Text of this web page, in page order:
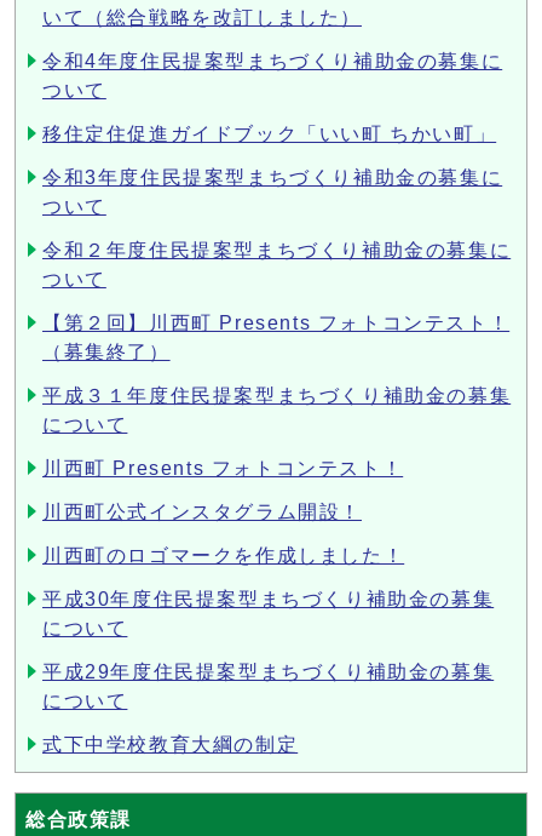
いて（総合戦略を改訂しました）
令和4年度住民提案型まちづくり補助金の募集に
ついて
移住定住促進ガイドブック「いい町 ちかい町」
令和3年度住民提案型まちづくり補助金の募集に
ついて
令和２年度住民提案型まちづくり補助金の募集に
ついて
【第２回】川西町 Presents フォトコンテスト！
（募集終了）
平成３１年度住民提案型まちづくり補助金の募集
について
川西町 Presents フォトコンテスト！
川西町公式インスタグラム開設！
川西町のロゴマークを作成しました！
平成30年度住民提案型まちづくり補助金の募集
について
平成29年度住民提案型まちづくり補助金の募集
について
式下中学校教育大綱の制定
総合政策課